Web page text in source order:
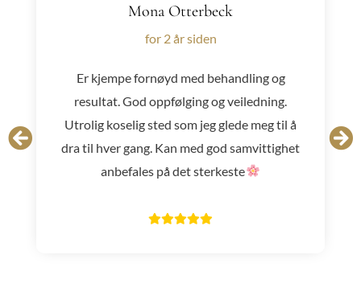
Mona Otterbeck
for 2 år siden
Er kjempe fornøyd med behandling og
resultat. God oppfølging og veiledning.
Utrolig koselig sted som jeg glede meg til å
dra til hver gang. Kan med god samvittighet
anbefales på det sterkeste